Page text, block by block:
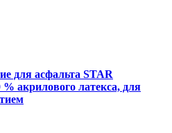
для асфальта STAR
акрилового латекса, для